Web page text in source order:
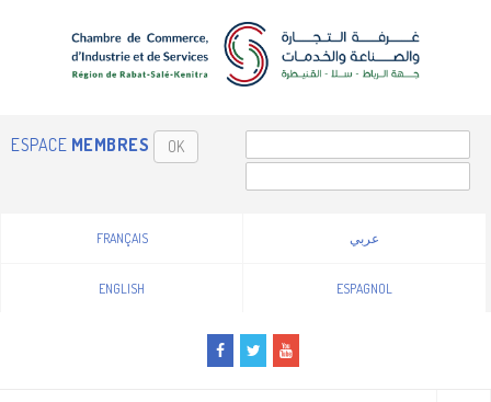
ESPACE MEMBRES OK
FRANÇAIS عربي
ENGLISH ESPAGNOL